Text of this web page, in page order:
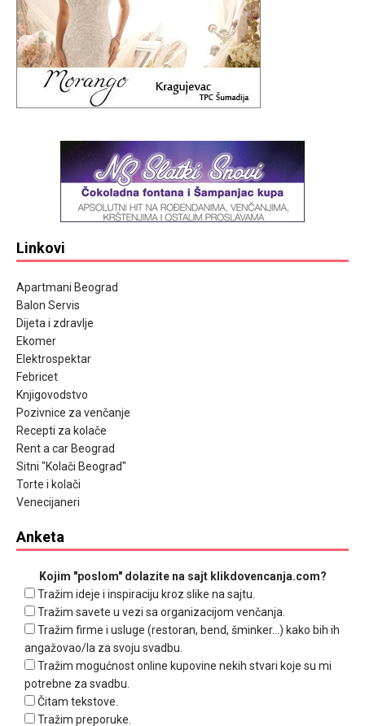
Linkovi
Apartmani Beograd
Balon Servis
Dijeta i zdravlje
Ekomer
Elektrospektar
Febricet
Knjigovodstvo
Pozivnice za venčanje
Recepti za kolače
Rent a car Beograd
Sitni "Kolači Beograd"
Torte i kolači
Venecijaneri
Anketa
Kojim "poslom" dolazite na sajt klikdovencanja.com?
Tražim ideje i inspiraciju kroz slike na sajtu.
Tražim savete u vezi sa organizacijom venčanja.
Tražim firme i usluge (restoran, bend, šminker...) kako bih ih
angažovao/la za svoju svadbu.
Tražim mogućnost online kupovine nekih stvari koje su mi
potrebne za svadbu.
Čitam tekstove.
Tražim preporuke.